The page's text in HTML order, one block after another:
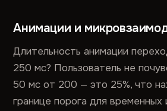
Анимации и
Длительность анимации
250 мс? Пользователь не
50 мс от 200 — это 25%, что
границе порога для временных